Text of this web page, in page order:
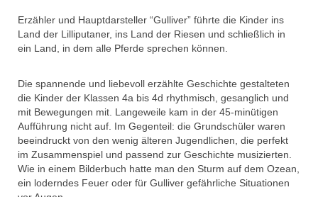
Erzähler und Hauptdarsteller “Gulliver” führte die Kinder ins
Land der Lilliputaner, ins Land der Riesen und schließlich in
ein Land, in dem alle Pferde sprechen können.
Die spannende und liebevoll erzählte Geschichte gestalteten
die Kinder der Klassen 4a bis 4d rhythmisch, gesanglich und
mit Bewegungen mit. Langeweile kam in der 45-minütigen
Aufführung nicht auf. Im Gegenteil: die Grundschüler waren
beeindruckt von den wenig älteren Jugendlichen, die perfekt
im Zusammenspiel und passend zur Geschichte musizierten.
Wie in einem Bilderbuch hatte man den Sturm auf dem Ozean,
ein loderndes Feuer oder für Gulliver gefährliche Situationen